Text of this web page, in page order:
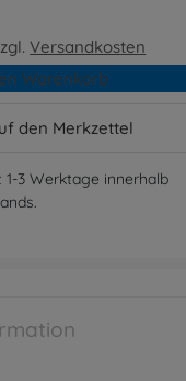
Versandkosten
den Merkzettel
Warenkorb
1-3 Werktage innerhalb